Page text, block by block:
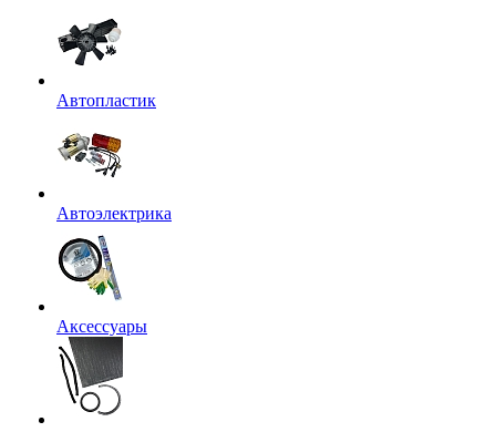
Автопластик
Автоэлектрика
Аксессуары